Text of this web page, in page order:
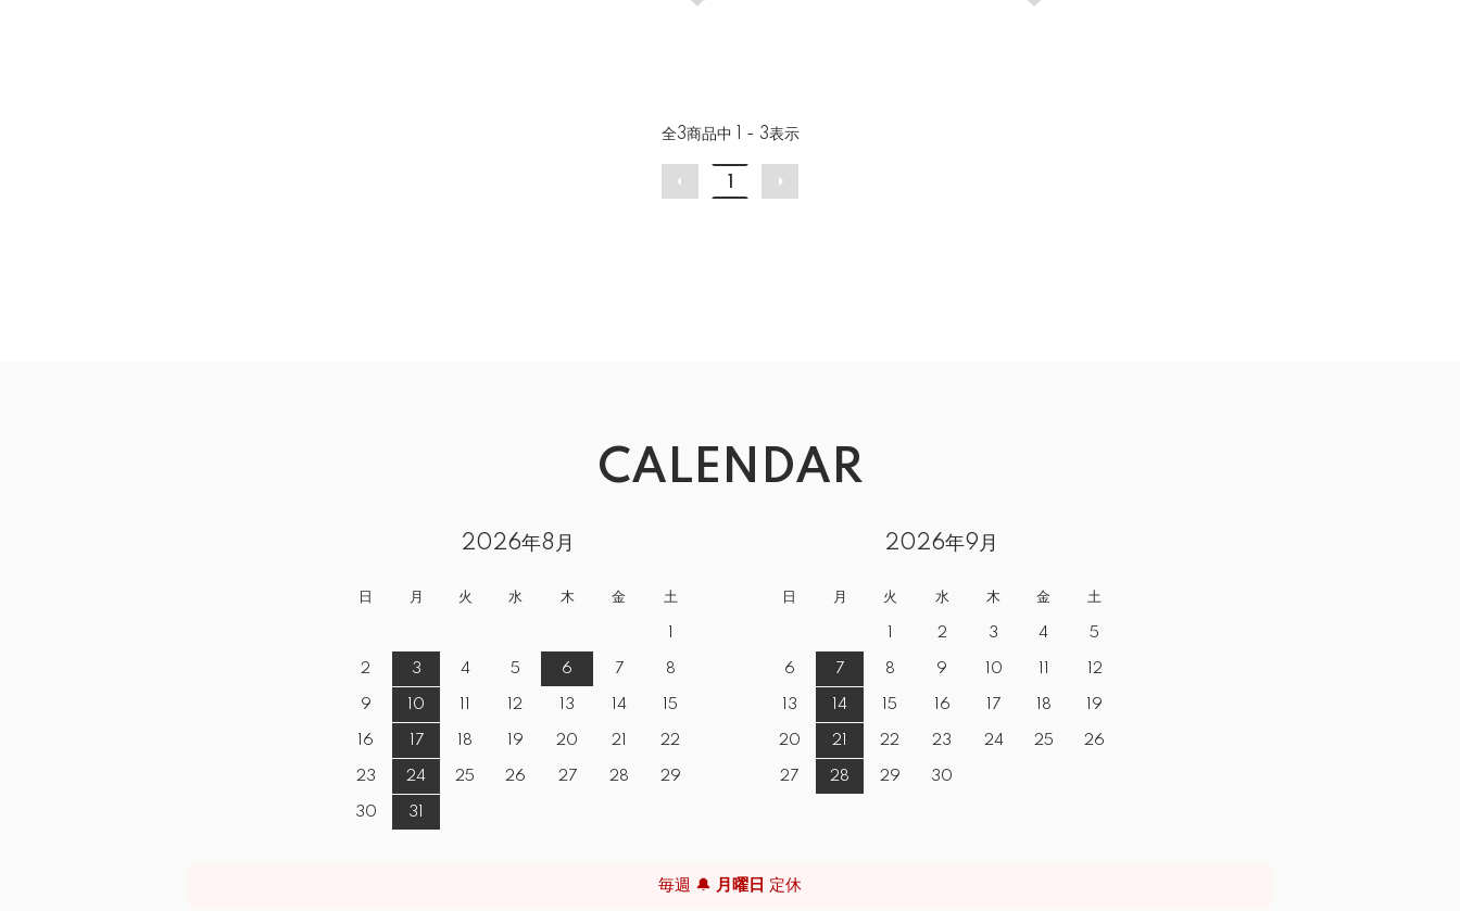
全3商品中 1 - 3表示
CALENDAR
2026年8月
日 月 火 水 木 金 土
2 3 4 5 6 7 8
9 10 12 13 14 15
16 17 18 19 20 21 22
23 24 25 26 27 28 29
30 31
2026年9月
日 月 火 水 木 金 土
2 3 4 5
6 7 8 9 10 12
13 14 15 16 17 18 19
20 21 22 23 24 25 26
27 28 29 30
毎週 🔔 月曜日 定休